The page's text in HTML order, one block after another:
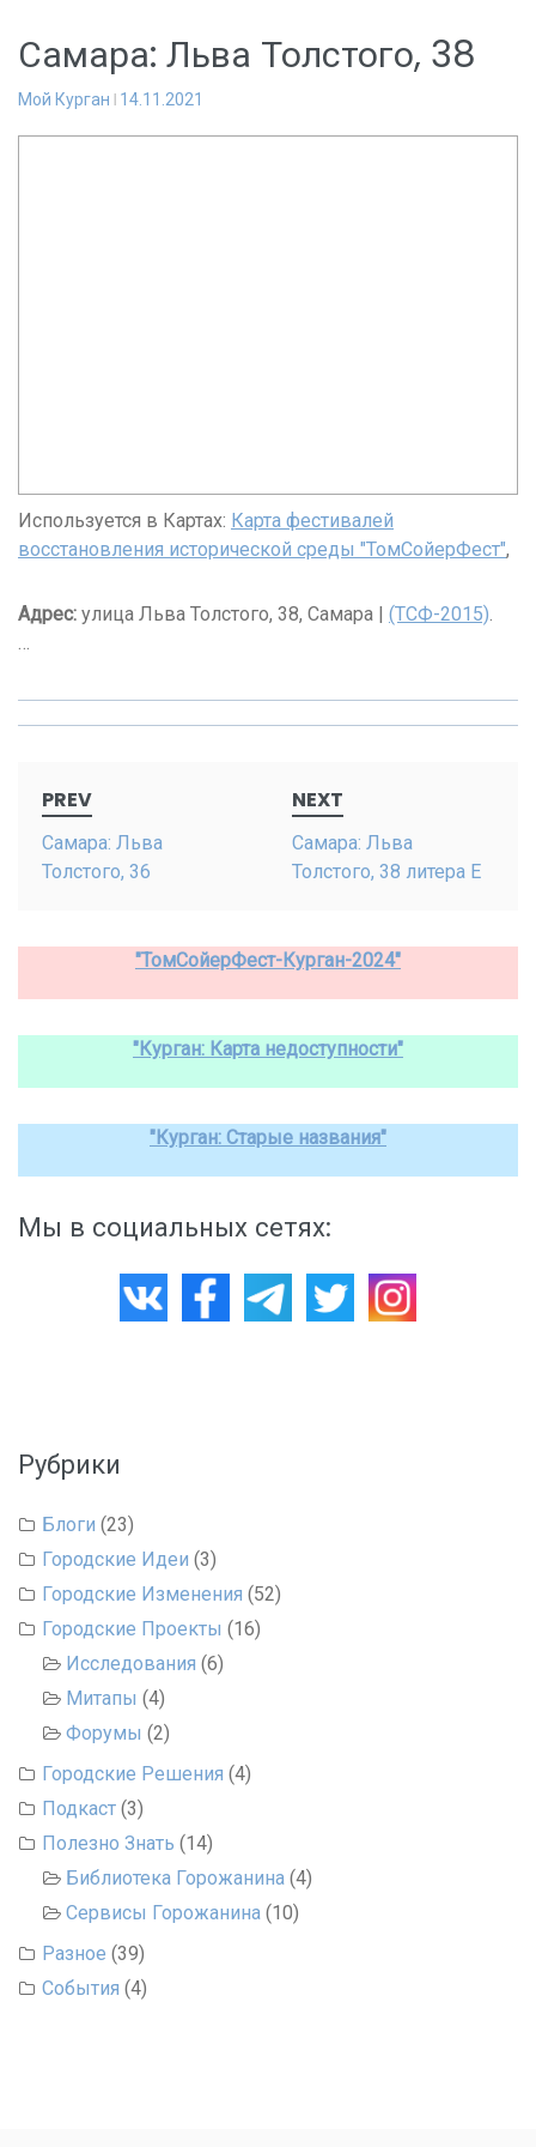
Самара: Льва Толстого, 38
Мой Курган 14.11.2021
Используется в Картах: Карта фестивалей
восстановления исторической среды "ТомСойерФест",
Адрес: улица Льва Толстого, 38, Самара | (ТСФ-2015).
…
navigation
PREV
Самара: Льва
Толстого, 36
NEXT
Самара: Льва
Толстого, 38 литера Е
"ТомСойерФест-Курган-2024"
"Курган: Карта недоступности"
"Курган: Старые названия"
Мы в социальных сетях:
Рубрики
Блоги (23)
Городские Идеи (3)
Городские Изменения (52)
Городские Проекты (16)
Исследования (6)
Митапы (4)
Форумы (2)
Городские Решения (4)
Подкаст (3)
Полезно Знать (14)
Библиотека Горожанина (4)
Сервисы Горожанина (10)
Разное (39)
События (4)